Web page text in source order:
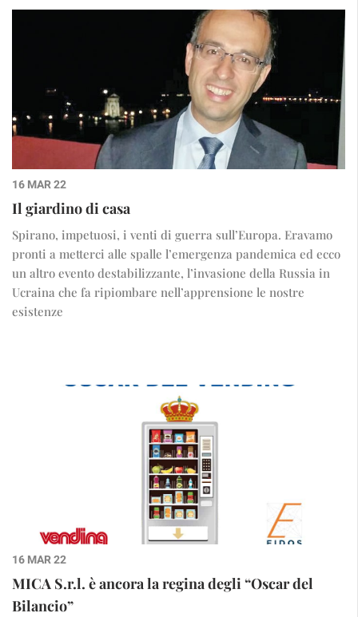
16 MAR 22
Il giardino di casa
Spirano, impetuosi, i venti di guerra sull’Europa. Eravamo
pronti a metterci alle spalle l’emergenza pandemica ed ecco
un altro evento destabilizzante, l’invasione della Russia in
Ucraina che fa ripiombare nell’apprensione le nostre
esistenze
16 MAR 22
MICA S.r.l. è ancora la regina degli “Oscar del
Bilancio”